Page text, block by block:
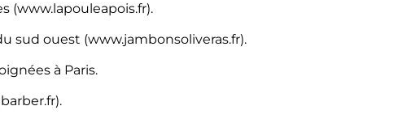
(www.lapouleapois.fr).
sud ouest (www.jambonsoliveras.fr).
à Paris.